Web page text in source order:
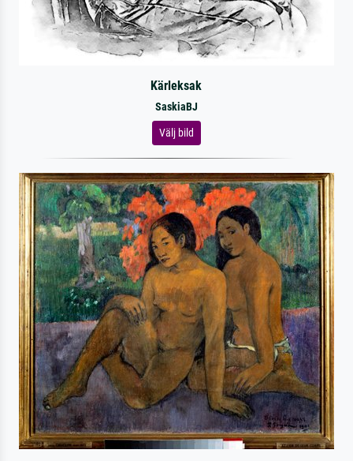
Kärleksak
SaskiaBJ
Välj bild